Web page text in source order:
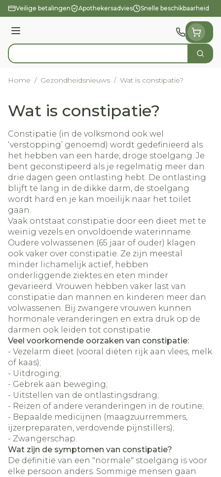
Ga naar de inhoud
Veilige betalingen Apothekersadvies Snelle beschikbaarheid
Menu
Product, merk, categorie... Zoek
Home / Gezondheidsnieuws / Wat is constipatie?
Wat is constipatie?
Constipatie (in de volksmond ook wel
‘verstopping’ genoemd) wordt gedefinieerd als
het hebben van een harde, droge stoelgang. Je
bent geconstipeerd als je regelmatig meer dan
drie dagen geen ontlasting hebt. De ontlasting
blijft te lang in de dikke darm, de stoelgang
wordt hard en je kan moeilijk naar het toilet
gaan.
Vaak ontstaat constipatie door een dieet met te
weinig vezels en onvoldoende waterinname.
Oudere volwassenen (65 jaar of ouder) klagen
ook vaker over constipatie. Ze zijn meestal
minder lichamelijk actief, hebben
onderliggende ziektes en eten minder
gevarieerd. Vrouwen hebben vaker last van
constipatie dan mannen en kinderen meer dan
volwassenen. Bij zwangere vrouwen kunnen
hormonale veranderingen en extra druk op de
darmen ook leiden tot constipatie.
Veel voorkomende oorzaken van constipatie:
- Vezelarm dieet (vooral diëten rijk aan vlees, melk
of kaas);
- Uitdroging;
- Gebrek aan beweging;
- Uitstellen van de ontlastingsdrang;
- Reizen of andere veranderingen in de routine;
- Bepaalde medicijnen (maagzuurremmers,
ijzerpreparaten, verdovende pijnstillers);
- Zwangerschap.
Wat zijn de symptomen van constipatie?
De definitie van een "normale" stoelgang is voor
elke persoon anders. Sommige mensen gaan